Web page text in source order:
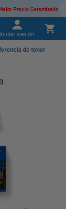
Precio Garantizado
Iniciar sesión
de toner